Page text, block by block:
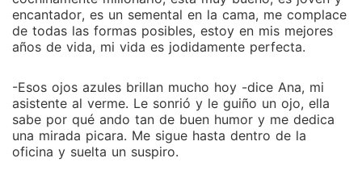
encantador, es un semental en la cama, me complace
de todas las formas posibles, estoy en mis mejores
años de vida, mi vida es jodidamente perfecta.
-Esos ojos azules brillan mucho hoy -dice Ana, mi
asistente al verme. Le sonrió y le guiño un ojo, ella
sabe por qué ando tan de buen humor y me dedica
una mirada picara. Me sigue hasta dentro de la
oficina y suelta un suspiro.